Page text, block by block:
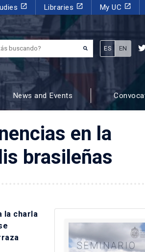
launch Libraries launch My UC launch
¿Qué estás buscando?
News and Events
en la
brasileñas
la charla